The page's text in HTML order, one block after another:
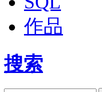
作品
搜索